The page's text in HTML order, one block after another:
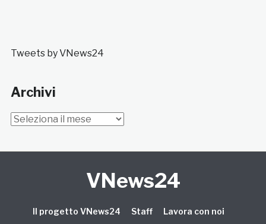
Tweets by VNews24
Archivi
Archivi
VNews24
Il progetto VNews24 Staff
Lavora con noi